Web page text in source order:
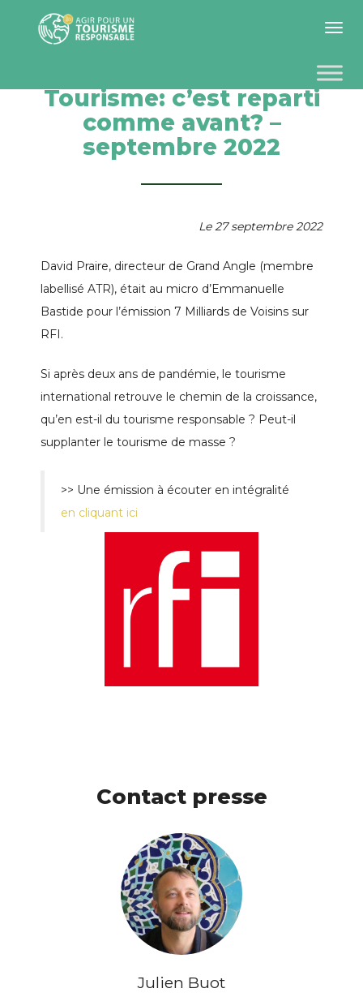
Toggle
Tourisme: c’est reparti
comme avant? –
septembre 2022
Le 27 septembre 2022
David Praire, directeur de Grand Angle (membre
labellisé ATR), était au micro d’Emmanuelle
Bastide pour l’émission 7 Milliards de Voisins sur
RFI.
Si après deux ans de pandémie, le tourisme
international retrouve le chemin de la croissance,
qu’en est-il du tourisme responsable ? Peut-il
supplanter le tourisme de masse ?
>> Une émission à écouter en intégralité
en cliquant ici
Contact presse
Julien Buot